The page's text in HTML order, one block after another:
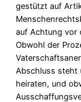
gestützt auf
auf Achtung vor
Obwohl der
Abschluss steht
heiraten, und